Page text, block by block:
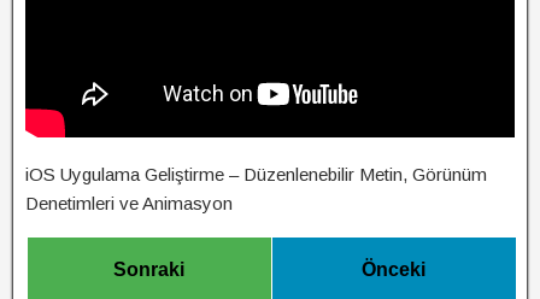
iOS Uygulama Geliştirme – Düzenlenebilir Metin, Görünüm
Denetimleri ve Animasyon
Sonraki Önceki